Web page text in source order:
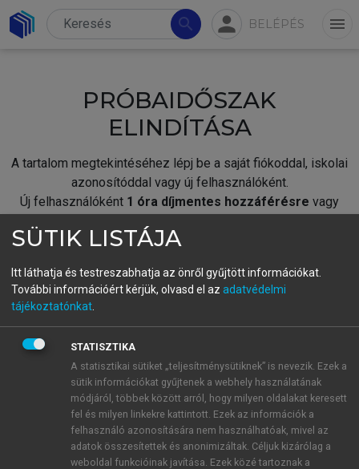
search person BELÉPÉS menu
PRÓBAIDŐSZAK
ELINDÍTÁSA
A tartalom megtekintéséhez lépj be a saját fiókoddal, iskolai
azonosítóddal vagy új felhasználóként.
Új felhasználóként 1 óra díjmentes hozzáférésre vagy
fiókoddal,vagy hozz létre új fiókot.
A regisztráció után apróbaidőszakautomatikusan
BELÉPÉS SAJÁT FIÓKKAL
ÚJ FIÓK LÉTREHOZÁSA
1 óra díjmentes hozzáférés
E-MAIL-CÍM
SÜTIK LISTÁJA
Itt láthatja és testreszabhatja az önről gyűjtött információkat.
További információért kérjük, olvasd el az adatvédelmi
tájékoztatónkat
STATISZTIKA
A statisztikai sütiket „teljesítménysütiknek” is nevezik. Ezek a
sütik információkat gyűjtenek a webhely használatának
módjáról, többek között arról, hogy milyen oldalakat keresett
fel és milyen linkekre kattintott. Ezek az információk a
felhasználó azonosítására nem használhatóak, mivel az
adatok összesítettek és anonimizáltak. Céljuk kizárólag a
weboldal funkcióinak javítása. Ezek közé tartoznak a